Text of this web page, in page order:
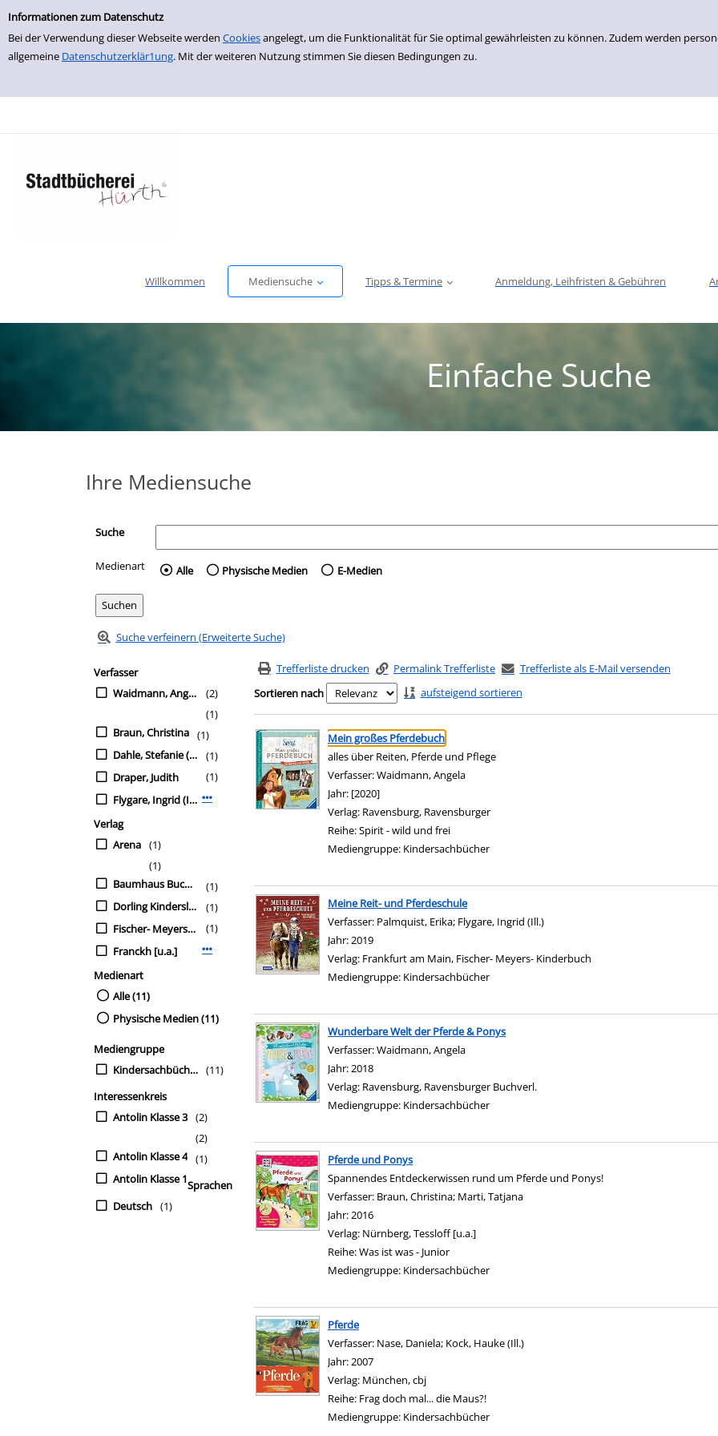
Einfache Suche
Informationen zum Datenschutz
Bei der Verwendung dieser Webseite werden Cookiesangelegt, um die Funktionalität für Sie optimal gewährleisten zu können. Zudem werden
allgemeine Datenschutzerklär1ung. Mit der weiteren Nutzung stimmen Sie diesen Bedingungen zu.
zur Navigation springen
zum Inhalt springen
Zu den Suchfiltern springen
Zur Trefferliste springen
Willkommen Mediensuche Tipps & Termine Anmeldung, Leihfristen & Gebühren
Einfache Suche
Ihre Mediensuche
Suche
Medienart Wählen Sie die Medienart nach der Sie suchen wollen.
Alle Physische Medien E-Medien
Suche verfeinern (Erweiterte Suche)
Suchfilter
Zur Trefferliste springen
Verfasser
Waidmann, Angela
(2)
Braun, Christina
(1)
Dahle, Stefanie (Ill.)
(1)
Draper, Judith
(1)
Flygare, Ingrid (Ill.)
(1)
Mehr Verfasser-Filter anzeigen
Verlag
Arena (1)
Baumhaus Buchverl.
(1)
Dorling Kindersley
(1)
Fischer- Meyers- Kinderbuch
(1)
Franckh [u.a.]
(1)
Mehr Verlag-Filter anzeigen
Medienart
Alle (11)
Physische Medien (11)
Mediengruppe
Kindersachbücher
(11)
Interessenkreis
Antolin Klasse 3 (2)
Antolin Klasse 4
(2)
Antolin Klasse 1
(1)
Sprachen
Deutsch (1)
Trefferliste drucken Permalink Trefferliste
Trefferliste als E-Mail versenden
Sortieren nach
aufsteigend sortieren
Suchergebnis
Zu den Suchfiltern springen
Mein großes Pferdebuch
alles über Reiten, Pferde und Pflege
Verfasser:Waidmann, Angela
Jahr: [2020]
Verlag: Ravensburg, Ravensburger
Reihe:Spirit - wild und frei
Mediengruppe: Kindersachbücher
Meine Reit- und Pferdeschule
Verfasser: Palmquist, Erika; Flygare, Ingrid (Ill.)
Jahr:2019
Verlag: Frankfurt am Main, Fischer- Meyers- Kinderbuch
Mediengruppe: Kindersachbücher
Wunderbare Welt der Pferde & Ponys
Verfasser:Waidmann, Angela
Jahr:2018
Verlag: Ravensburg, Ravensburger Buchverl.
Mediengruppe: Kindersachbücher
Pferde und Ponys
Spannendes Entdeckerwissen rund um Pferde und Ponys!
Verfasser: Braun, Christina; Marti, Tatjana
Jahr:2016
Verlag: Nürnberg, Tessloff [u.a.]
Reihe:Was ist was - Junior
Mediengruppe: Kindersachbücher
Pferde
Verfasser: Nase, Daniela; Kock, Hauke (Ill.)
Jahr:2007
Verlag: München, cbj
Reihe: Frag doch mal... die Maus?!
Mediengruppe: Kindersachbücher